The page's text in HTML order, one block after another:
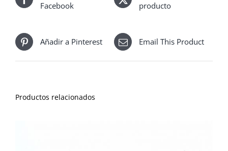
Facebook
producto
Añadir a Pinterest Email This Product
Productos relacionados